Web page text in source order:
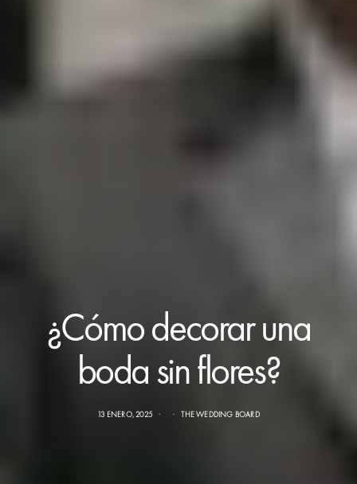
¿Cómo decorar una
boda sin flores?
13 ENERO, 2025 THE WEDDING BOARD